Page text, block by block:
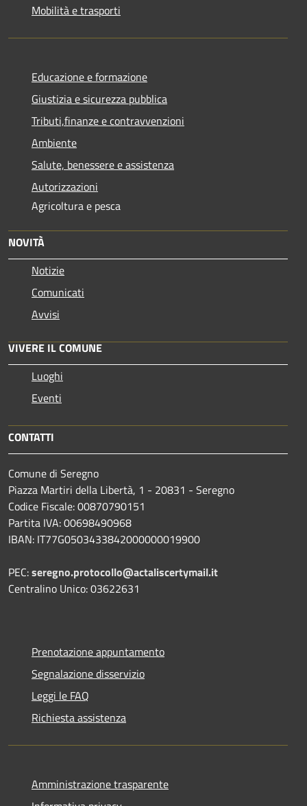
Mobilità e trasporti
Educazione e formazione
Giustizia e sicurezza pubblica
Tributi,finanze e contravvenzioni
Ambiente
Salute, benessere e assistenza
Autorizzazioni
Agricoltura e pesca
NOVITÀ
Notizie
Comunicati
Avvisi
VIVERE IL COMUNE
Luoghi
Eventi
CONTATTI
Comune di Seregno
Piazza Martiri della Libertà, 1 - 20831 - Seregno
Codice Fiscale: 00870790151
Partita IVA: 00698490968
IBAN: IT77G0503433842000000019900
PEC:seregno.protocollo@actaliscertymail.it
Centralino Unico: 03622631
Prenotazione appuntamento
Segnalazione disservizio
Leggi le FAQ
Richiesta assistenza
Amministrazione trasparente